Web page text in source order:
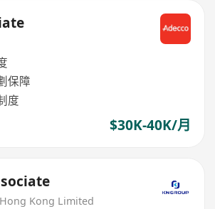
保障
度
$30K-40K/月
Kong Limited